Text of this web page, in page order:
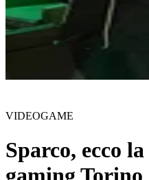
VIDEOGAME
Sparco, ecco
gaming Torino